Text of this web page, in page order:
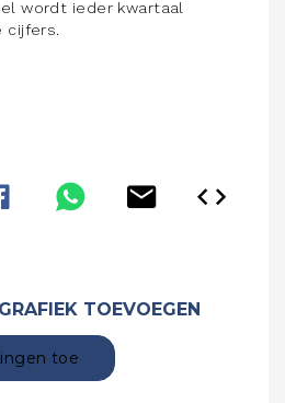
wordt ieder kwartaal
cijfers.
TOEVOEGEN
toe